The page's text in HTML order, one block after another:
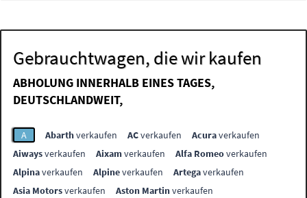
Gebrauchtwagen, die wir kaufen
ABHOLUNG INNERHALB EINES TAGES,
DEUTSCHLANDWEIT,
A Abarthverkaufen ACverkaufen Acuraverkaufen
Aiwaysverkaufen Aixamverkaufen Alfa Romeoverkaufen
Alpinaverkaufen Alpineverkaufen Artegaverkaufen
Asia Motorsverkaufen Aston Martinverkaufen